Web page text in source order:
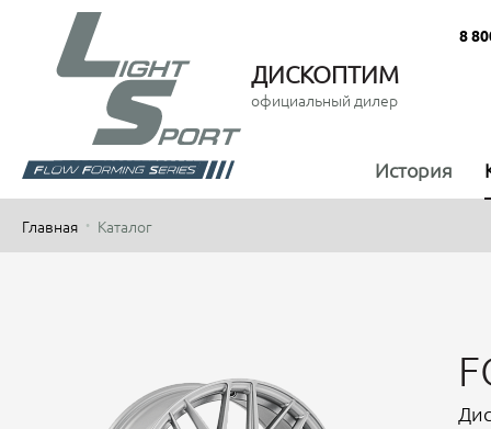
ДИСКОПТИМ
официальный дилер
8
История
Главная Каталог